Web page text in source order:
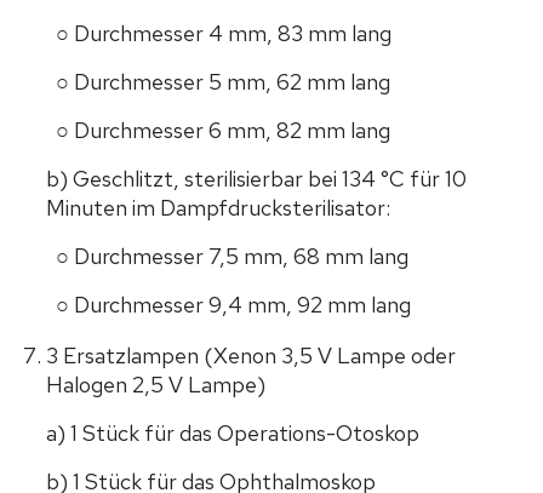
○ Durchmesser 4 mm, 83 mm lang
○ Durchmesser 5 mm, 62 mm lang
○ Durchmesser 6 mm, 82 mm lang
b) Geschlitzt, sterilisierbar bei 134 °C für 10
Minuten im Dampfdrucksterilisator:
○ Durchmesser 7,5 mm, 68 mm lang
○ Durchmesser 9,4 mm, 92 mm lang
3 Ersatzlampen (Xenon 3,5 V Lampe oder
Halogen 2,5 V Lampe)
a) 1 Stück für das Operations-Otoskop
b) 1 Stück für das Ophthalmoskop